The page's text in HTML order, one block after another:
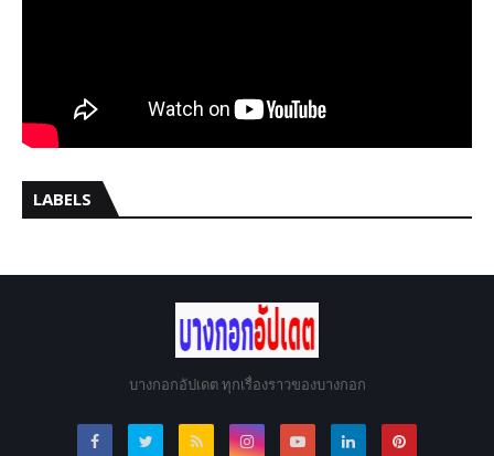
LABELS
บางกอกอัปเดต ทุกเรื่องราวของบางกอก